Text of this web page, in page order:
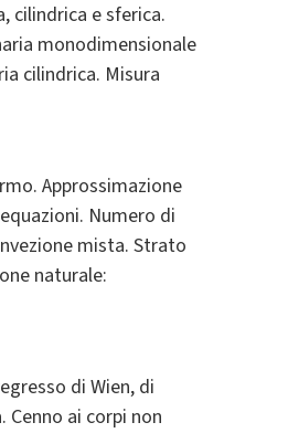
cilindrica e sferica.
monodimensionale
cilindrica. Misura
Approssimazione
Numero di
mista. Strato
naturale:
di Wien, di
ai corpi non